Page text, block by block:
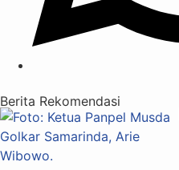
Berita Rekomendasi